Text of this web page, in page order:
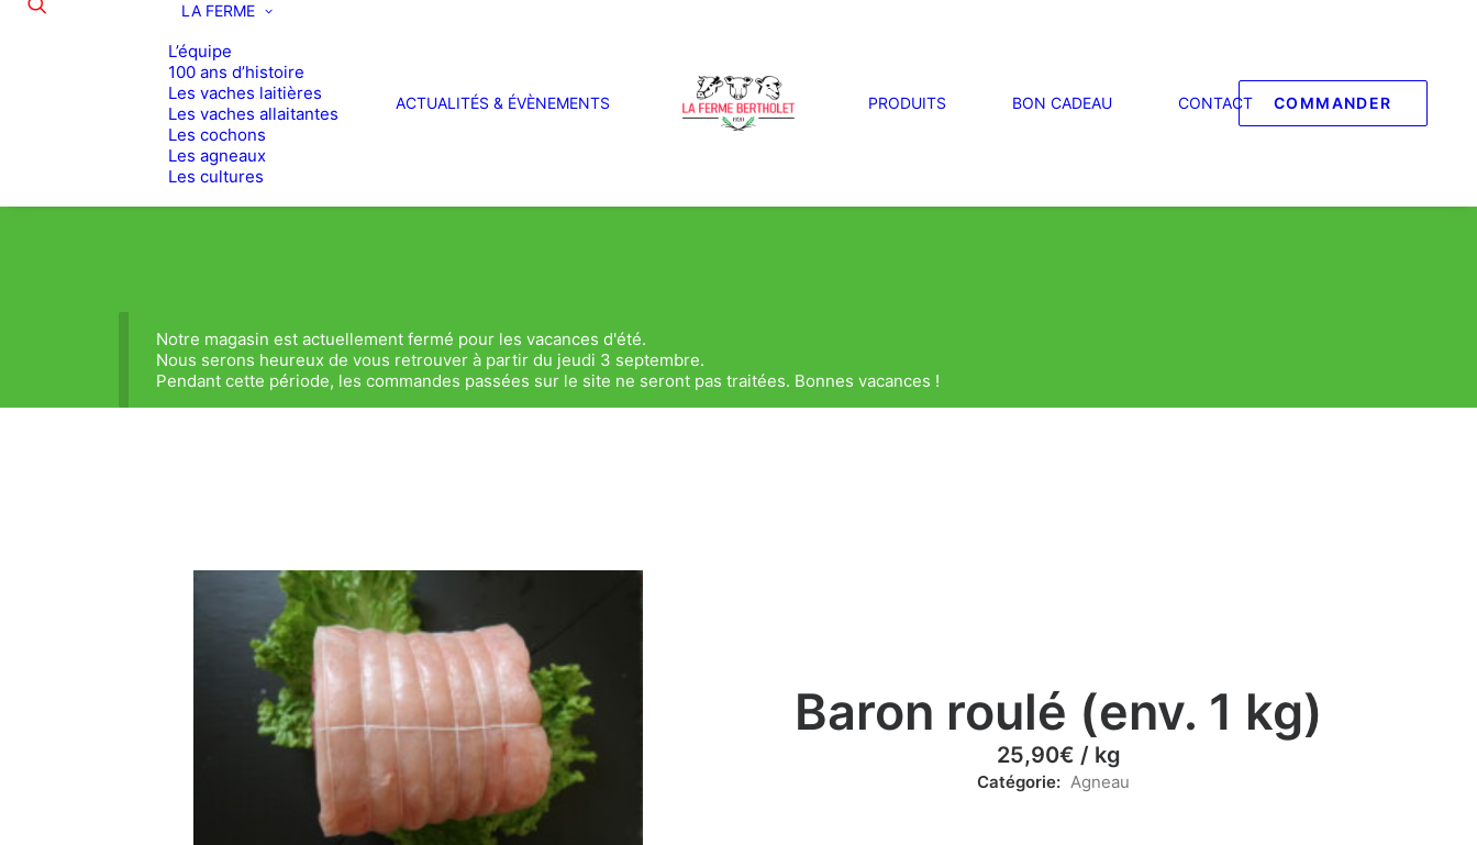
COMMANDER
LA FERME
L’équipe
100 ans d’histoire
Les vaches laitières
Les vaches allaitantes
Les cochons
Les agneaux
Les cultures
ACTUALITÉS & ÉVÈNEMENTS PRODUITS BON CADEAU CONTACT
Notre magasin est actuellement fermé pour les vacances d'été.
Nous serons heureux de vous retrouver à partir du jeudi 3 septembre.
Pendant cette période, les commandes passées sur le site ne seront pas traitées. Bonnes vacances !
Baron roulé (env. 1 kg)
25,90€ / kg
Catégorie: Agneau